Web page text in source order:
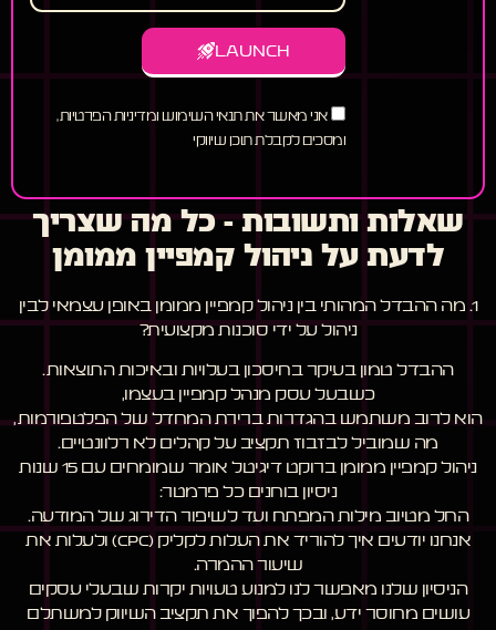
אני מאשר את תנאי השימוש ומדיניות הפרטיות,
ומסכים לקבלת תוכן שיווקי
LAUNCH
שאלות ותשובות – כל מה שצריך
לדעת על ניהול קמפיין ממומן
1. מה ההבדל המהותי בין ניהול קמפיין ממומן באופן עצמאי לבין
ניהול על ידי סוכנות מקצועית?
ההבדל טמון בעיקר בחיסכון בעלויות ובאיכות התוצאות.
כשבעל עסק מנהל קמפיין בעצמו,
הוא לרוב משתמש בהגדרות ברירת המחדל של הפלטפורמות,
מה שמוביל לבזבוז תקציב על קהלים לא רלוונטיים.
ניהול קמפיין ממומן ברוקט דיגיטל אומר שמומחים עם 15 שנות
ניסיון בוחנים כל פרמטר:
החל מטיוב מילות המפתח ועד לשיפור הדירוג של המודעה.
אנחנו יודעים איך להוריד את העלות לקליק (CPC) ולעלות את
שיעור ההמרה.
הניסיון שלנו מאפשר לנו למנוע טעויות יקרות שבעלי עסקים
עושים מחוסר ידע, ובכך להפוך את תקציב השיווק למשתלם